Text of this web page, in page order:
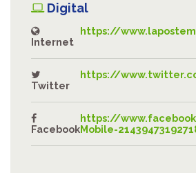
Digital
Internet
https://
Twitter
https://
Facebook
https://
Mobile-